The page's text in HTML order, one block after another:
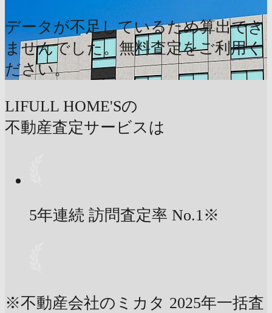
データが不足しているため算出でき
ませんでした。無料査定をご利用く
ださい。
LIFULL HOME'Sの
不動産査定サービスは
5年連続 訪問査定率 No.1※
※不動産会社のミカタ 2025年一括査